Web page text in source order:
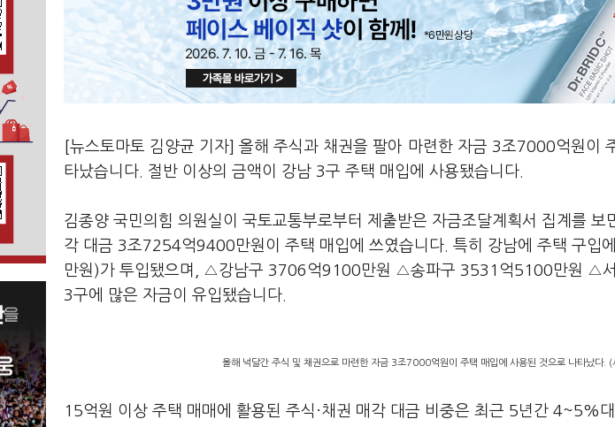
[뉴스토마토 김양균 기자] 올해 주식과 채권을 팔아 마련한 자금 3조7000억원이
타났습니다. 절반 이상의 금액이 강남 3구 주택 매입에 사용됐습니다.
김종양 국민의힘 의원실이 국토교통부로부터 제출받은 자금조달계획서 집계를
각 대금 3조7254억9400만원이 주택 매입에 쓰였습니다. 특히 강남에 주택 구
만원)가 투입됐으며, △강남구 3706억9100만원 △송파구 3531억5100만원 △
3구에 많은 자금이 유입됐습니다.
올해 넉달간 주식 및 채권으로 마련한 자금 3조7000억원이 주택 매입에 사용된 것으로 나타났다. (
15억원 이상 주택 매매에 활용된 주식·채권 매각 대금 비중은 최근 5년간 4~5%